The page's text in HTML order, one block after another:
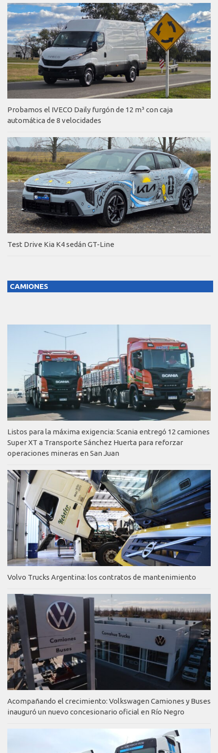
Probamos el IVECO Daily furgón de 12 m³ con caja
automática de 8 velocidades
Test Drive Kia K4 sedán GT-Line
CAMIONES
Listos para la máxima exigencia: Scania entregó 12 camiones
Super XT a Transporte Sánchez Huerta para reforzar
operaciones mineras en San Juan
Volvo Trucks Argentina: los contratos de mantenimiento
Acompañando el crecimiento: Volkswagen Camiones y Buses
inauguró un nuevo concesionario oficial en Río Negro